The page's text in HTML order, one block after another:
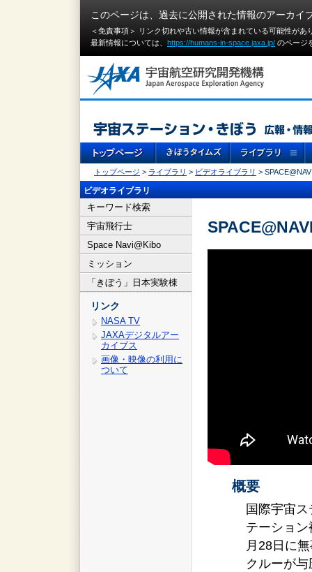
このページは、過去に公開された情報のアーカイ
＜免責事項＞ リンク切れや古い情報が含まれている可能性が
最新情報については、 https://humans-in-space.jaxa.jp/ のページ
トップページ > ライブラリ > ビデオライブラリ >
ビデオライブラリ
キーワード検索
宇宙飛行士
Space Navi@Kibo
ミッション
「きぼう」日本実験棟
リンク
NASA TV
JAXAデジタルアー
カイブス
画像・映像の利用に
ついて
概要
国際宇宙
テーショ
月28日に
クルーが